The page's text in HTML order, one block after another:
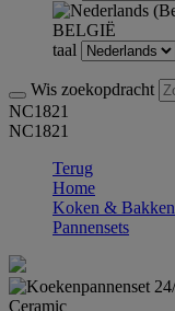
BELGIË
taal
Wis zoekopdracht
NC1821
NC1821
Terug
Home
Koken & Bakken
Pannensets